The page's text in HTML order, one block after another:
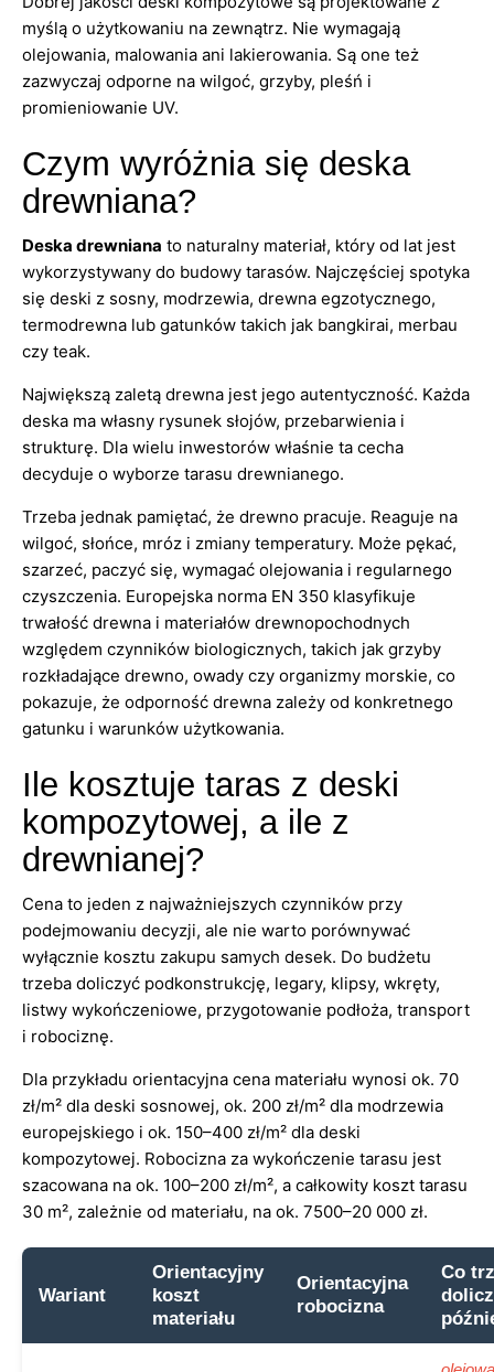
myślą o użytkowaniu na zewnątrz. Nie wymagają
olejowania, malowania ani lakierowania. Są one też
zazwyczaj odporne na wilgoć, grzyby, pleśń i
promieniowanie UV.
Czym wyróżnia się deska
drewniana?
Deska drewniana to naturalny materiał, który od lat jest
wykorzystywany do budowy tarasów. Najczęściej spotyka
się deski z sosny, modrzewia, drewna egzotycznego,
termodrewna lub gatunków takich jak bangkirai, merbau
czy teak.
Największą zaletą drewna jest jego autentyczność. Każda
deska ma własny rysunek słojów, przebarwienia i
strukturę. Dla wielu inwestorów właśnie ta cecha
decyduje o wyborze tarasu drewnianego.
Trzeba jednak pamiętać, że drewno pracuje. Reaguje na
wilgoć, słońce, mróz i zmiany temperatury. Może pękać,
szarzeć, paczyć się, wymagać olejowania i regularnego
czyszczenia. Europejska norma EN 350 klasyfikuje
trwałość drewna i materiałów drewnopochodnych
względem czynników biologicznych, takich jak grzyby
rozkładające drewno, owady czy organizmy morskie, co
pokazuje, że odporność drewna zależy od konkretnego
gatunku i warunków użytkowania.
Ile kosztuje taras z deski
kompozytowej, a ile z
drewnianej?
Cena to jeden z najważniejszych czynników przy
podejmowaniu decyzji, ale nie warto porównywać
wyłącznie kosztu zakupu samych desek. Do budżetu
trzeba doliczyć podkonstrukcję, legary, klipsy, wkręty,
listwy wykończeniowe, przygotowanie podłoża, transport
i robociznę.
Dla przykładu orientacyjna cena materiału wynosi ok. 70
zł/m² dla deski sosnowej, ok. 200 zł/m² dla modrzewia
europejskiego i ok. 150–400 zł/m² dla deski
kompozytowej. Robocizna za wykończenie tarasu jest
szacowana na ok. 100–200 zł/m², a całkowity koszt tarasu
30 m², zależnie od materiału, na ok. 7500–20 000 zł.
Wariant
Orientacyjny
koszt
materiału
Orientacyjna
robocizna
Co